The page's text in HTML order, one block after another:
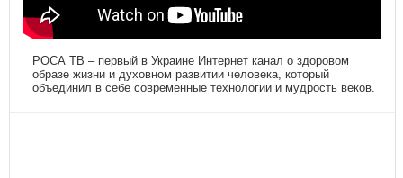
РОСА ТВ – первый в Украине Интернет канал о здоровом
образе жизни и духовном развитии человека, который
объединил в себе современные технологии и мудрость веков.